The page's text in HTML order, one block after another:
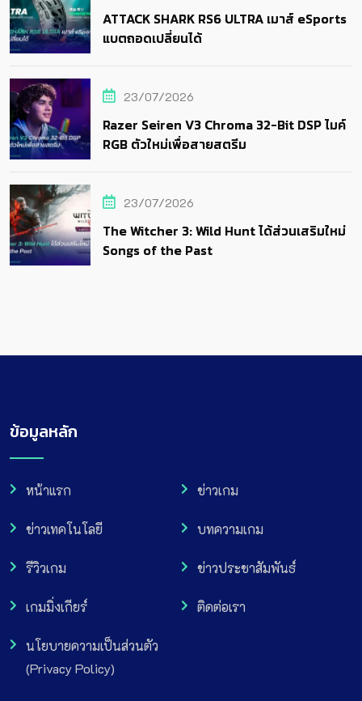
ATTACK SHARK RS6 ULTRA เมาส์ eSports
แบตถอดเปลี่ยนได้
23/07/2026
Razer Seiren V3 Chroma 32-Bit DSP ไมค์
RGB ตัวใหม่เพื่อสายสตรีม
23/07/2026
The Witcher 3: Wild Hunt ได้ส่วนเสริมใหม่
Songs of the Past
ข้อมูลหลัก
หน้าแรก ข่าวเกม
ข่าวเทคโนโลยี บทความเกม
รีวิวเกม ข่าวประชาสัมพันธ์
เกมมิ่งเกียร์ ติดต่อเรา
นโยบายความเป็นส่วนตัว
(Privacy Policy)